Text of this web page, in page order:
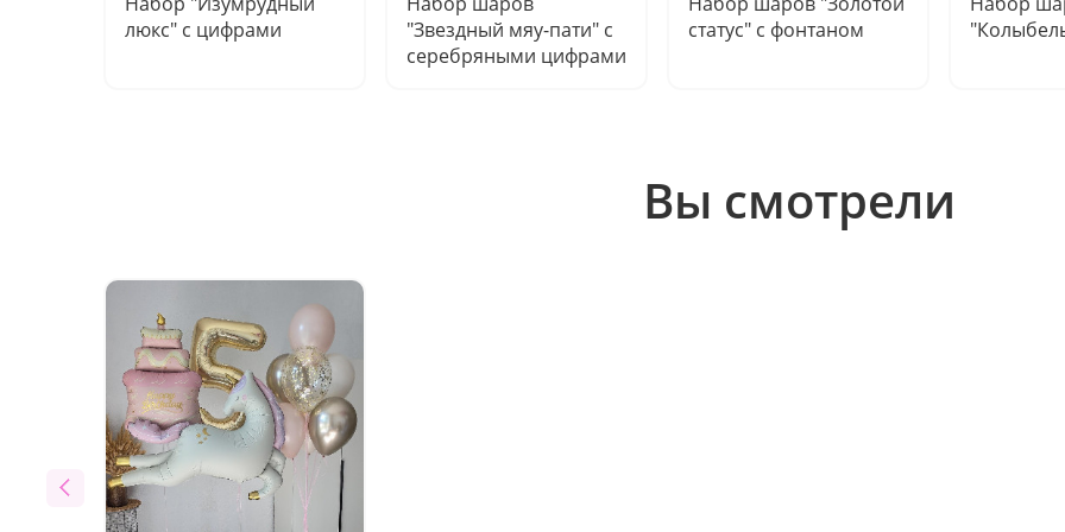
люкс" с цифрами
"Звездный мяу-пати" с
серебряными цифрами
статус" с фонтаном
Вы смотрели